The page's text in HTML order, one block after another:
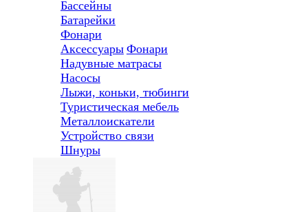
Бассейны
Батарейки
Фонари
Аксессуары Фонари
Надувные матрасы
Насосы
Лыжи, коньки, тюбинги
Туристическая мебель
Металлоискатели
Устройство связи
Шнуры